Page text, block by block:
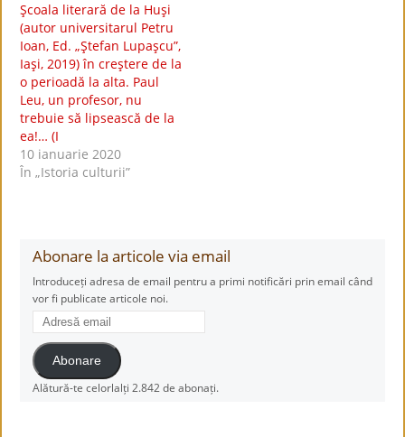
Şcoala literară de la Huşi
(autor universitarul Petru
Ioan, Ed. „Ştefan Lupaşcu”,
Iaşi, 2019) în creştere de la
o perioadă la alta. Paul
Leu, un profesor, nu
trebuie să lipsească de la
ea!… (I
10 ianuarie 2020
În „Istoria culturii”
Abonare la articole via email
Introduceți adresa de email pentru a primi notificări prin email când
vor fi publicate articole noi.
Adresă
email
Abonare
Alătură-te celorlalți 2.842 de abonați.